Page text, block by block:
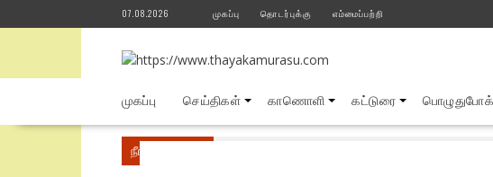
to
07.08.2026 முகப்பு தொடர்புக்கு எம்மைப்பற்றி
முகப்பு செய்திகள் காணொளி கட்டுரை
நீங்கள் இங்கே